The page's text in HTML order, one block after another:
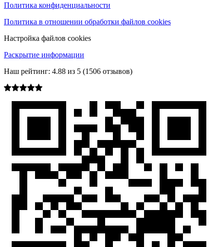
Политика конфиденциальности
Политика в отношении обработки файлов cookies
Настройка файлов cookies
Раскрытие информации
Наш рейтинг: 4.88 из 5 (1506 отзывов)